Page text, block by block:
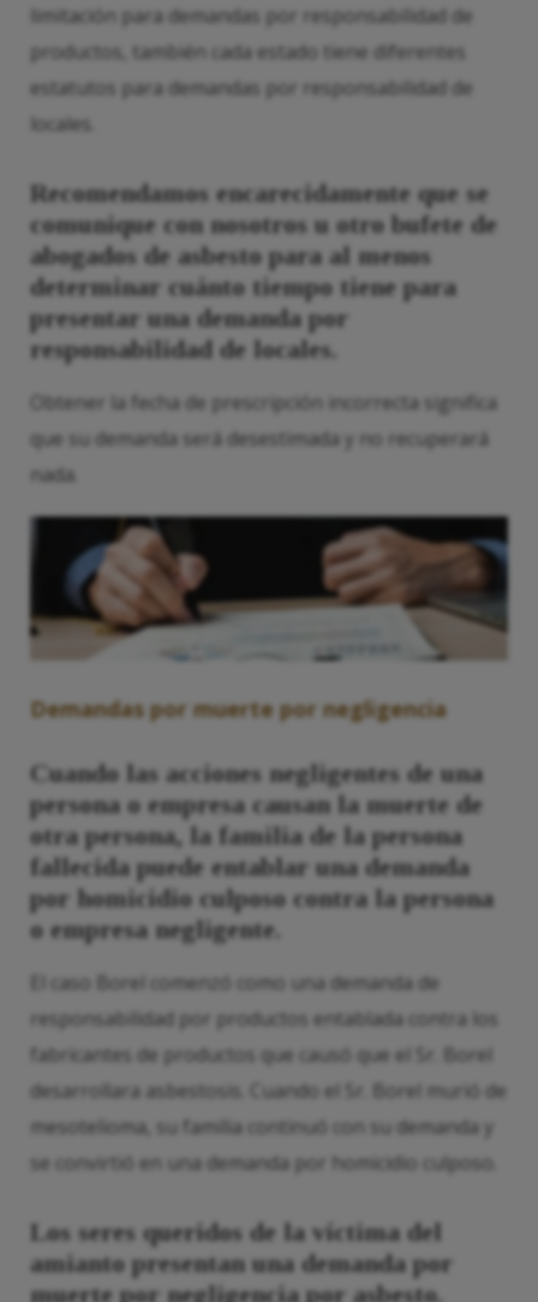
limitación para demandas por responsabilidad de
productos, también cada estado tiene diferentes
estatutos para demandas por responsabilidad de
locales.
Recomendamos encarecidamente que se
comunique con nosotros u otro bufete de
abogados de asbesto para al menos
determinar cuánto tiempo tiene para
presentar una demanda por
responsabilidad de locales.
Obtener la fecha de prescripción incorrecta significa
que su demanda será desestimada y no recuperará
nada.
Demandas por muerte por negligencia
Cuando las acciones negligentes de una
persona o empresa causan la muerte de
otra persona, la familia de la persona
fallecida puede entablar una demanda
por homicidio culposo contra la persona
o empresa negligente.
El caso Borel comenzó como una demanda de
responsabilidad por productos entablada contra los
fabricantes de productos que causó que el Sr. Borel
desarrollara asbestosis. Cuando el Sr. Borel murió de
mesotelioma, su familia continuó con su demanda y
se convirtió en una demanda por homicidio culposo.
Los seres queridos de la víctima del
amianto presentan una demanda por
muerte por negligencia por asbesto.